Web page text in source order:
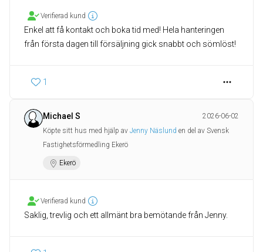
Verifierad kund
Enkel att få kontakt och boka tid med! Hela hanteringen
från första dagen till försäljning gick snabbt och sömlöst!
1
Michael S
2026-06-02
Köpte sitt hus med hjälp av Jenny Näslund en del av Svensk
Fastighetsförmedling Ekerö
Ekerö
Verifierad kund
Saklig, trevlig och ett allmänt bra bemötande från Jenny.